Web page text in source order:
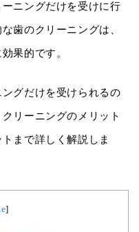
ニングだけを受けに行
歯のクリーニングは、
果的です。
グだけを受けられるの
リーニングのメリット
まで詳しく解説しま
]